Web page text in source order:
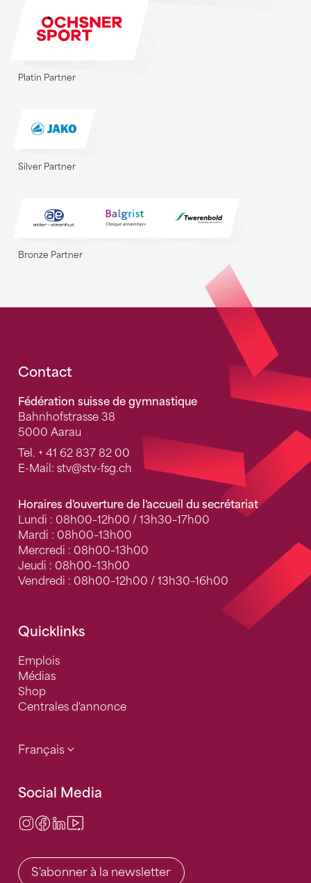
Platin Partner
Silver Partner
Bronze Partner
Fusszeile
Contact
Fédération suisse de gymnastique
Bahnhofstrasse 38
5000 Aarau
Tel. + 41 62 837 82 00
E-Mail: stv@stv-fsg.ch
Horaires d'ouverture de l'accueil du secrétariat
Lundi : 08h00–12h00 / 13h30–17h00
Mardi : 08h00–13h00
Mercredi : 08h00–13h00
Jeudi : 08h00–13h00
Vendredi : 08h00–12h00 / 13h30–16h00
Quicklinks
Emplois
Médias
Shop
Centrales d'annonce
Français
Social Media
Instagram
Facebook
LinkedIn
S'abonner à la newsletter